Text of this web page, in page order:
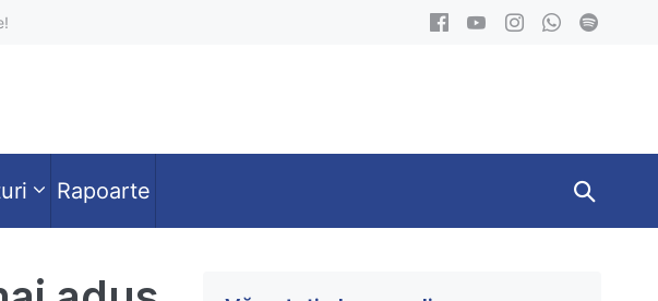
Rapoarte
Search
Toggle